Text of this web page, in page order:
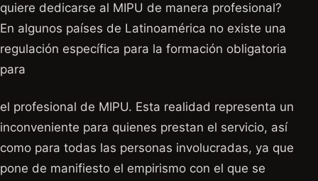
quiere dedicarse al MIPU de manera profesional?
En algunos países de Latinoamérica no existe una
regulación específica para la formación obligatoria
para
el profesional de MIPU. Esta realidad representa un
inconveniente para quienes prestan el servicio, así
como para todas las personas involucradas, ya que
pone de manifiesto el empirismo con el que se